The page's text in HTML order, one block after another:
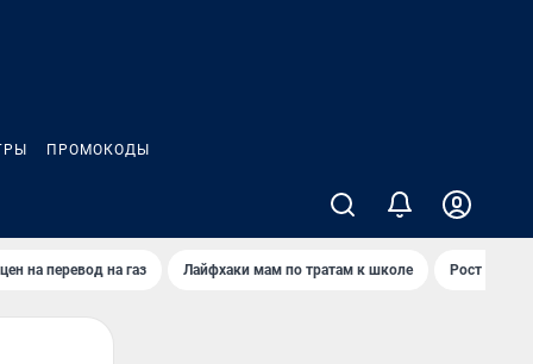
ПРОМОКОДЫ
на перевод на газ Лайфхаки мам по тратам к школе Рост цен на